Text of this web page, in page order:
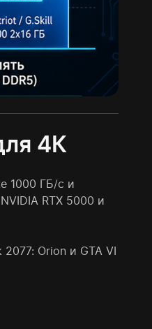
4К
1000 ГБ/с и
RTX 5000 и
Orion и GTA VI